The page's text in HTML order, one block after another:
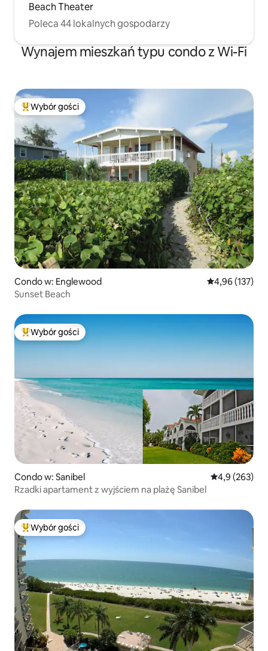
Beach Theater
Poleca 44 lokalnych gospodarzy
Wynajem mieszkań typu condo z Wi-Fi
Najpopularniejsze z kategorii Wybór gości
Wybór gości
Condo w: Englewood Średnia
4,96 (137)
Sunset Beach
Najpopularniejsze z kategorii Wybór gości
Wybór gości
Condo w: Sanibel Średnia
4,9 (263)
Rzadki apartament z wyjściem na plażę Sanibel
Najpopularniejsze z kategorii Wybór gości
Wybór gości